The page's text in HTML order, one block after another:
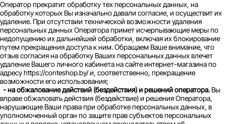
Оператор прекратит обработку тех персональных данных, на
обработку которых Вы изначально давали согласие, и осуществит их
удаление. При отсутствии технической возможности удаления
персональных данных Оператора примет исчерпывающие меры по
недопущению их дальнейшей обработки, включая их блокирование
путем прекращения доступа к ним. Обращаем Ваше внимание, что
отзыв согласия на обработку Ваших персональных данных влечет
удаление Вашего личного кабинета на сайте интернет-магазина по
адресу https://conteshop.by/ и, соответственно, прекращение
возможности его использования;
- на обжалование действий (бездействия) и решений оператора.Вы
вправе обжаловать действия (бездействие) и решения Оператора,
нарушающие Ваши права при обработке персональных данных, в
уполномоченный орган по защите прав субъектов персональных